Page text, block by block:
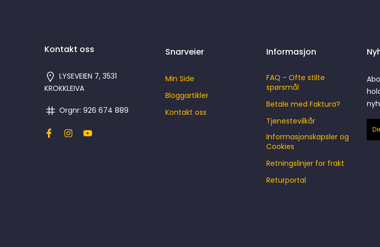
Kontakt oss
LYSEVEIEN 7, 3531
KROKKLEIVA
Orgnr: 926 674 889
Snarveier
Min Side
Bloggartikler
Kontakt oss
Informasjon
FAQ - Ofte stilte
spørsmål
Betale med Faktura?
Tjenestevilkår
Informasjonskapsler og
Cookies
Retningslinjer for frakt
Returportal